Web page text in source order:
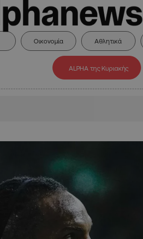
Οικονομία Αθλητικά
ALPHA της Κυριακής